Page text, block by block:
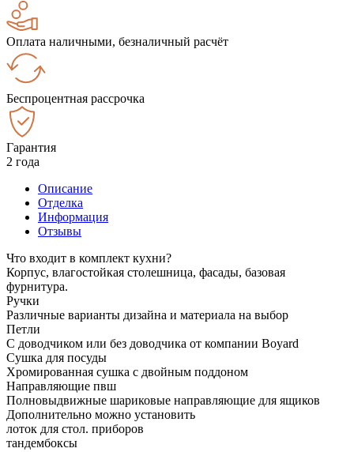
Оплата наличными, безналичный расчёт
Беспроцентная рассрочка
Гарантия
2 года
Описание
Отделка
Информация
Отзывы
Что входит в комплект кухни?
Корпус, влагостойкая столешница, фасады, базовая
фурнитура.
Ручки
Различные варианты дизайна и материала на выбор
Петли
С доводчиком или без доводчика от компании Boyard
Сушка для посуды
Хромированная сушка с двойным поддоном
Направляющие пвш
Полновыдвижные шариковые направляющие для ящиков
Дополнительно можно установить
лоток для стол. приборов
тандембоксы